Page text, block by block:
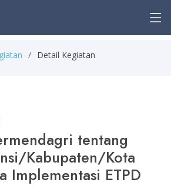
Detail Kegiatan
tentang
Kabupaten/Kota
Implementasi ETPD